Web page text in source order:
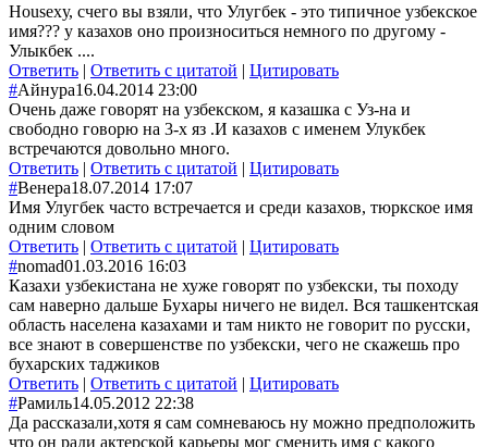
Housexу, счего вы взяли, что Улугбек - это типичное узбекское
имя??? у казахов оно произноситься немного по другому -
Улыкбек ....
Ответить | Ответить с цитатой | Цитировать
#Айнура16.04.2014 23:00
Очень даже говорят на узбекском, я казашка с Уз-на и
свободно говорю на 3-х яз .И казахов с именем Улукбек
встречаются довольно много.
Ответить | Ответить с цитатой | Цитировать
#Венера18.07.2014 17:07
Имя Улугбек часто встречается и среди казахов, тюркское имя
одним словом
Ответить | Ответить с цитатой | Цитировать
#nomad01.03.2016 16:03
Казахи узбекистана не хуже говорят по узбекски, ты походу
сам наверно дальше Бухары ничего не видел. Вся ташкентская
область населена казахами и там никто не говорит по русски,
все знают в совершенстве по узбекски, чего не скажешь про
бухарских таджиков
Ответить | Ответить с цитатой | Цитировать
#Рамиль14.05.2012 22:38
Да рассказали,хотя я сам сомневаюсь ну можно предположить
что он ради актерской карьеры мог сменить имя с какого